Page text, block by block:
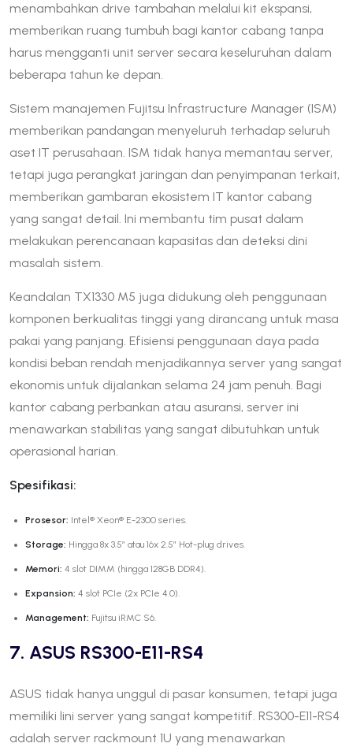
menambahkan drive tambahan melalui kit ekspansi,
memberikan ruang tumbuh bagi kantor cabang tanpa
harus mengganti unit server secara keseluruhan dalam
beberapa tahun ke depan.
Sistem manajemen Fujitsu Infrastructure Manager (ISM)
memberikan pandangan menyeluruh terhadap seluruh
aset IT perusahaan. ISM tidak hanya memantau server,
tetapi juga perangkat jaringan dan penyimpanan terkait,
memberikan gambaran ekosistem IT kantor cabang
yang sangat detail. Ini membantu tim pusat dalam
melakukan perencanaan kapasitas dan deteksi dini
masalah sistem.
Keandalan TX1330 M5 juga didukung oleh penggunaan
komponen berkualitas tinggi yang dirancang untuk masa
pakai yang panjang. Efisiensi penggunaan daya pada
kondisi beban rendah menjadikannya server yang sangat
ekonomis untuk dijalankan selama 24 jam penuh. Bagi
kantor cabang perbankan atau asuransi, server ini
menawarkan stabilitas yang sangat dibutuhkan untuk
operasional harian.
Spesifikasi:
Prosesor: Intel® Xeon® E-2300 series.
Storage: Hingga 8x 3.5″ atau 16x 2.5″ Hot-plug drives.
Memori: 4 slot DIMM (hingga 128GB DDR4).
Expansion: 4 slot PCIe (2x PCIe 4.0).
Management: Fujitsu iRMC S6.
7. ASUS RS300-E11-RS4
ASUS tidak hanya unggul di pasar konsumen, tetapi juga
memiliki lini server yang sangat kompetitif. RS300-E11-RS4
adalah server rackmount 1U yang menawarkan